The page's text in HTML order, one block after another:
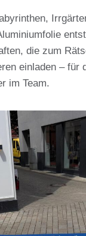
die zum
einladen – für
im Team.